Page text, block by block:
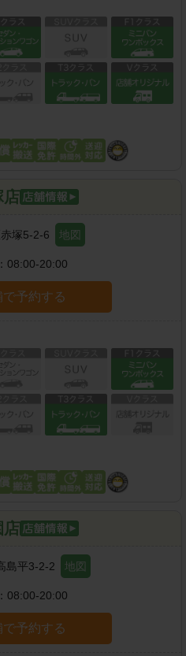
店
塚5-2-6 地図
08:00-20:00
で予約する
店
島平3-2-2 地図
08:00-20:00
で予約する